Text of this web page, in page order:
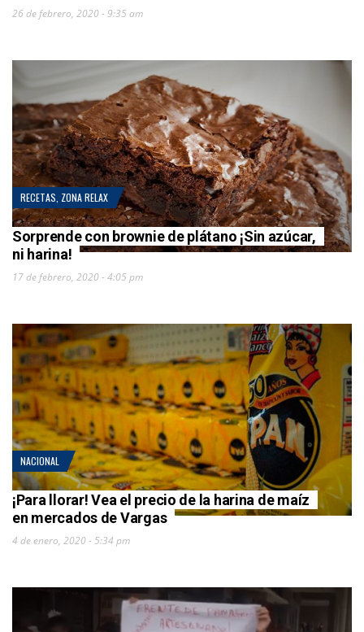
26 de febrero, 2020 - 9:35 am
RECETAS ZONA RELAX
Sorprende con brownie de plátano ¡Sin azúcar,
ni harina!
17 de febrero, 2020 - 4:05 pm
NACIONAL
¡Para llorar! Vea el precio de la harina de maíz
en mercados de Vargas
4 de enero, 2020 - 5:34 pm